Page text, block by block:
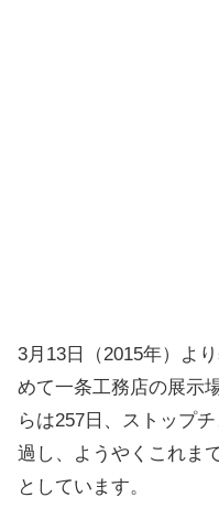
3月13日（2015年）よ
めて一条工務店の展示
らは257日、ストップ
過し、ようやくこれま
としています。